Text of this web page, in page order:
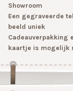
Showroom
Een gegraveerde
beeld uniek
Cadeauverpakking
kaartje is mogelijk